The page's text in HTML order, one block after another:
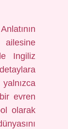
Ingiliz
evren
olarak